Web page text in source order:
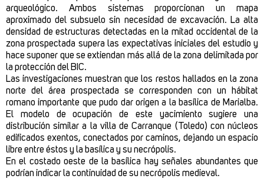
arqueológico. Ambos sistemas proporcionan un mapa
aproximado del subsuelo sin necesidad de excavación. La alta
densidad de estructuras detectadas en la mitad occidental de la
zona prospectada supera las expectativas iniciales del estudio y
hace suponer que se extiendan más allá de la zona delimitada por
la protección del BIC.
Las investigaciones muestran que los restos hallados en la zona
norte del área prospectada se corresponden con un hábitat
romano importante que pudo dar origen a la basílica de Marialba.
El modelo de ocupación de este yacimiento sugiere una
distribución similar a la villa de Carranque (Toledo) con núcleos
edificados exentos, conectados por caminos, dejando un espacio
libre entre éstos y la basílica y su necrópolis.
En el costado oeste de la basílica hay señales abundantes que
podrían indicar la continuidad de su necrópolis medieval.